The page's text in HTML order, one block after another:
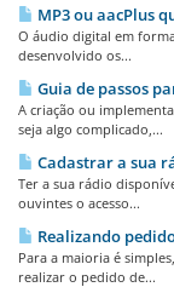
MP3 ou aacPlus
O áudio digital em
desenvolvido os...
Guia de passos
A criação ou
seja algo complicado,...
Cadastrar a sua
Ter a sua rádio
ouvintes o acesso...
Realizando
Para a maioria é
realizar o pedido de...